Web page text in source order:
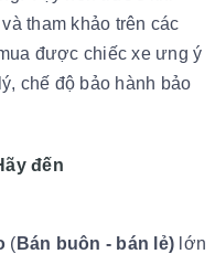
tham khảo trên các
được chiếc xe ưng ý
chế độ bảo hành bảo
đến
( Bán buôn - bán lẻ) lớn